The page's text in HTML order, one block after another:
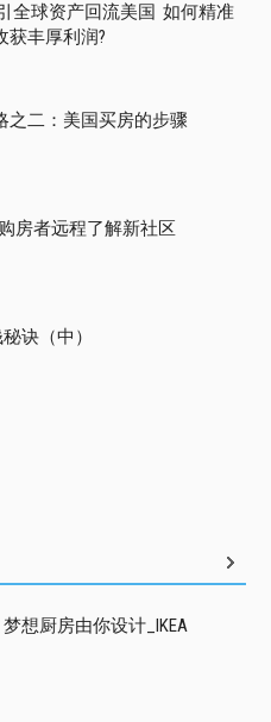
全球资产回流美国 如何精准
获丰厚利润?
之二：美国买房的步骤
房者远程了解新社区
诀（中）
想厨房由你设计_IKEA